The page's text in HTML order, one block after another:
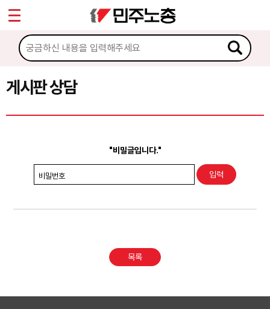
게시판 상담
"비밀글입니다."
비밀번호
목록
마이페이지
소개
소식
노동상담
권리찾기수첩 검색
찾아보기
Sketchbook5, 스케치북5
Sketchbook5, 스케치북5